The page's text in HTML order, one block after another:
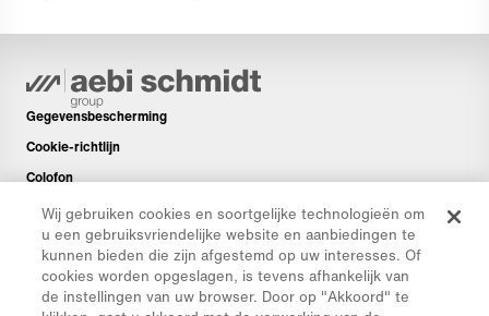
Gegevensbescherming
Cookie-richtlijn
Colofon
Disclaimer
Nieuwsbrief
Reserveonderdelen
Downloads
Wij gebruiken cookies en soortgelijke technologieën om
u een gebruiksvriendelijke website en aanbiedingen te
kunnen bieden die zijn afgestemd op uw interesses. Of
cookies worden opgeslagen, is tevens afhankelijk van
de instellingen van uw browser. Door op "Akkoord" te